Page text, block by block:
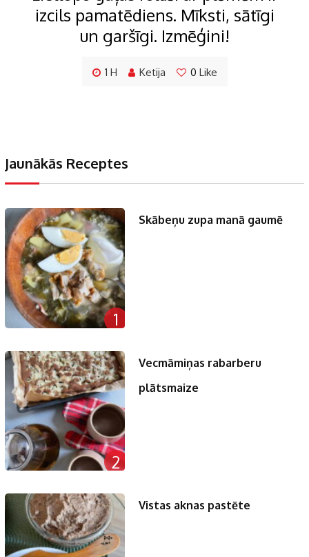
izcils pamatēdiens. Mīksti, sātīgi
un garšīgi. Izmēģini!
1 H Ketija 0 Like
Jaunākās Receptes
1
Skābeņu zupa manā gaumē
2
Vecmāmiņas rabarberu
plātsmaize
Vistas aknas pastēte